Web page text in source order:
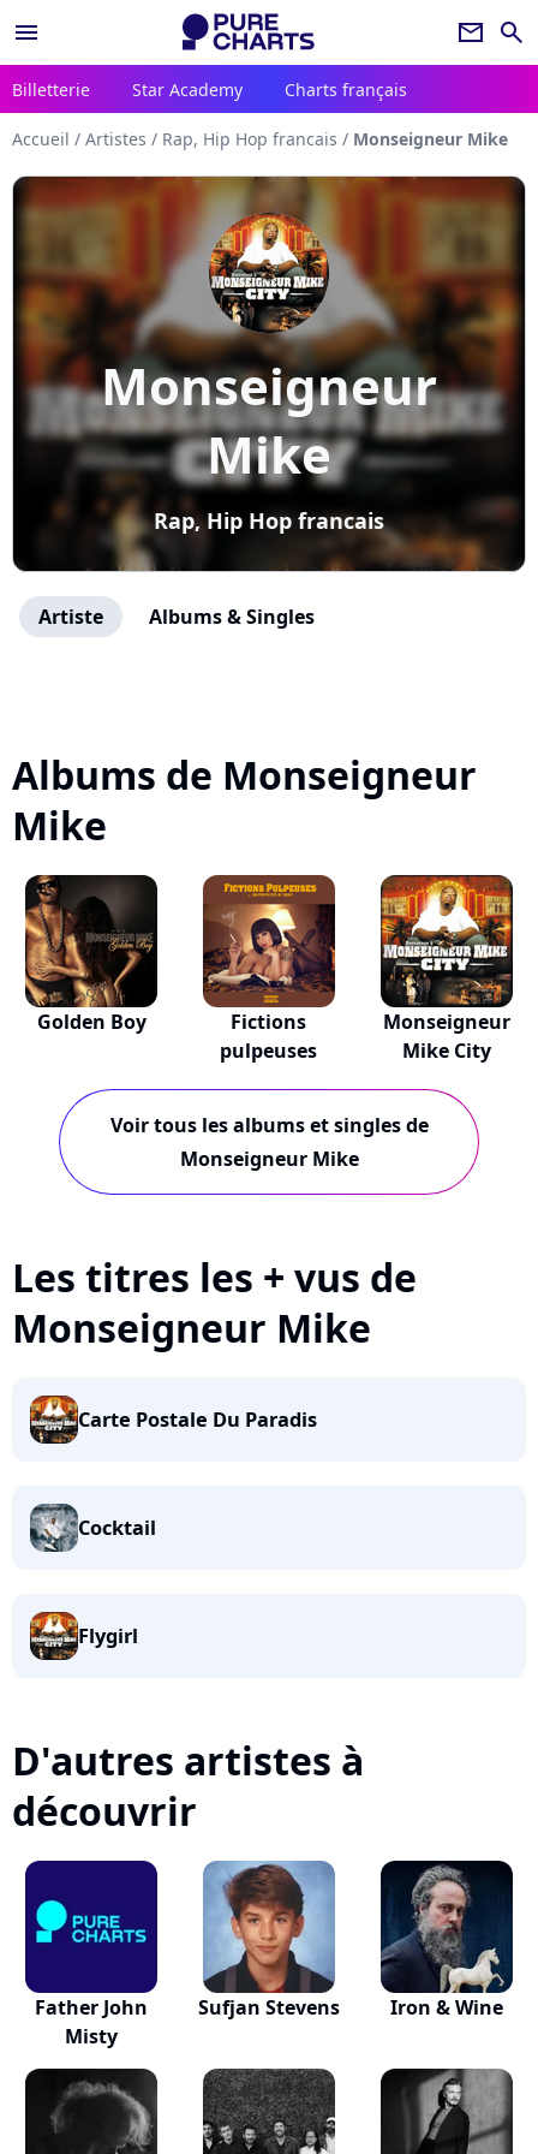
menu newsletter search
Billetterie Star Academy Charts français
Accueil / Artistes / Rap, Hip Hop francais / Monseigneur Mike
Monseigneur
Mike
Rap, Hip Hop francais
Artiste Albums & Singles
Albums de Monseigneur
Mike
Golden Boy
Fictions
pulpeuses
Monseigneur
Mike City
Voir tous les albums et singles de
Monseigneur Mike
Les titres les + vus de
Monseigneur Mike
Carte Postale Du Paradis
Cocktail
Flygirl
D'autres artistes à
découvrir
Father John
Misty
Sufjan Stevens Iron & Wine